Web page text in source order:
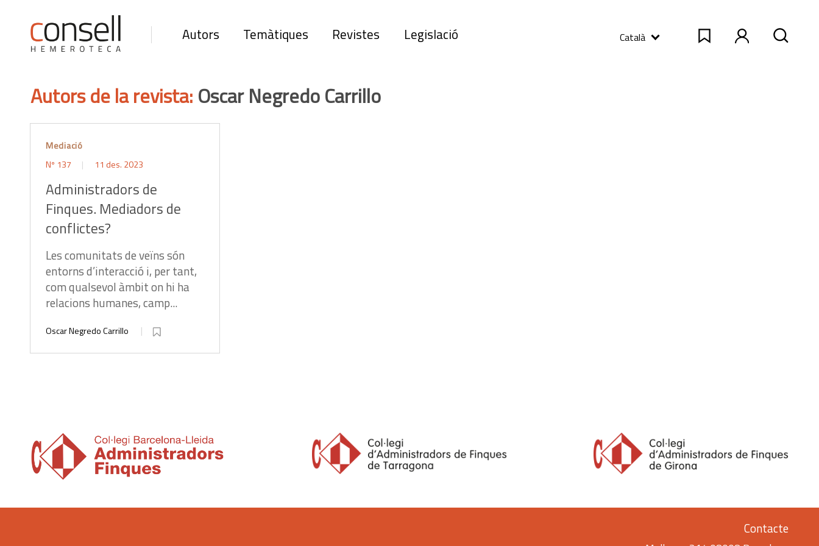
Autors Temàtiques Revistes Legislació Català
Autors de la revista: Oscar Negredo Carrillo
Mediació
Nº 137
11 des. 2023
Administradors de
Finques. Mediadors de
conflictes?
Les comunitats de veïns són
entorns d’interacció i, per tant,
com qualsevol àmbit on hi ha
relacions humanes, camp...
Oscar Negredo Carrillo
Contacte